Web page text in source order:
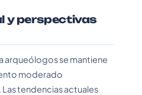
y perspectivas
arqueólogos se mantiene
moderado
tendencias actuales